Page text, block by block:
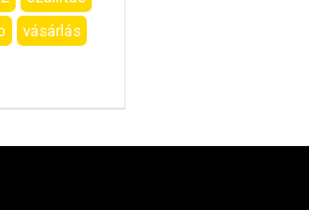
vásárlás